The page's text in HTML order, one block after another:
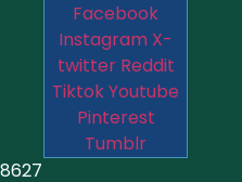
Facebook
Instagram X-
twitter Reddit
TiktokYoutube
Pinterest
Tumblr
8627